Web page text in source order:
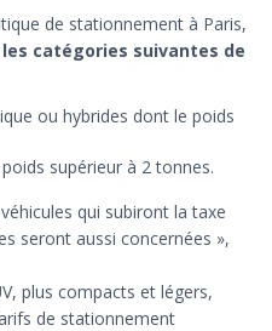
de stationnement à Paris,
catégories suivantes de
ou hybrides dont le poids
supérieur à 2 tonnes.
qui subiront la taxe
seront aussi concernées »,
plus compacts et légers,
de stationnement